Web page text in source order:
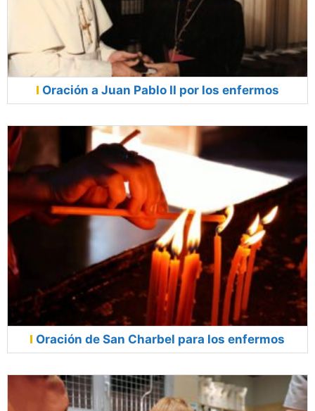
Oración a Juan Pablo II por los enfermos
Oración de San Charbel para los enfermos